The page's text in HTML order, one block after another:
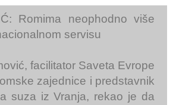
Romima neophodno više
servisu
facilitator Saveta Evrope
zajednice i predstavnik
suza iz Vranja, rekao je da